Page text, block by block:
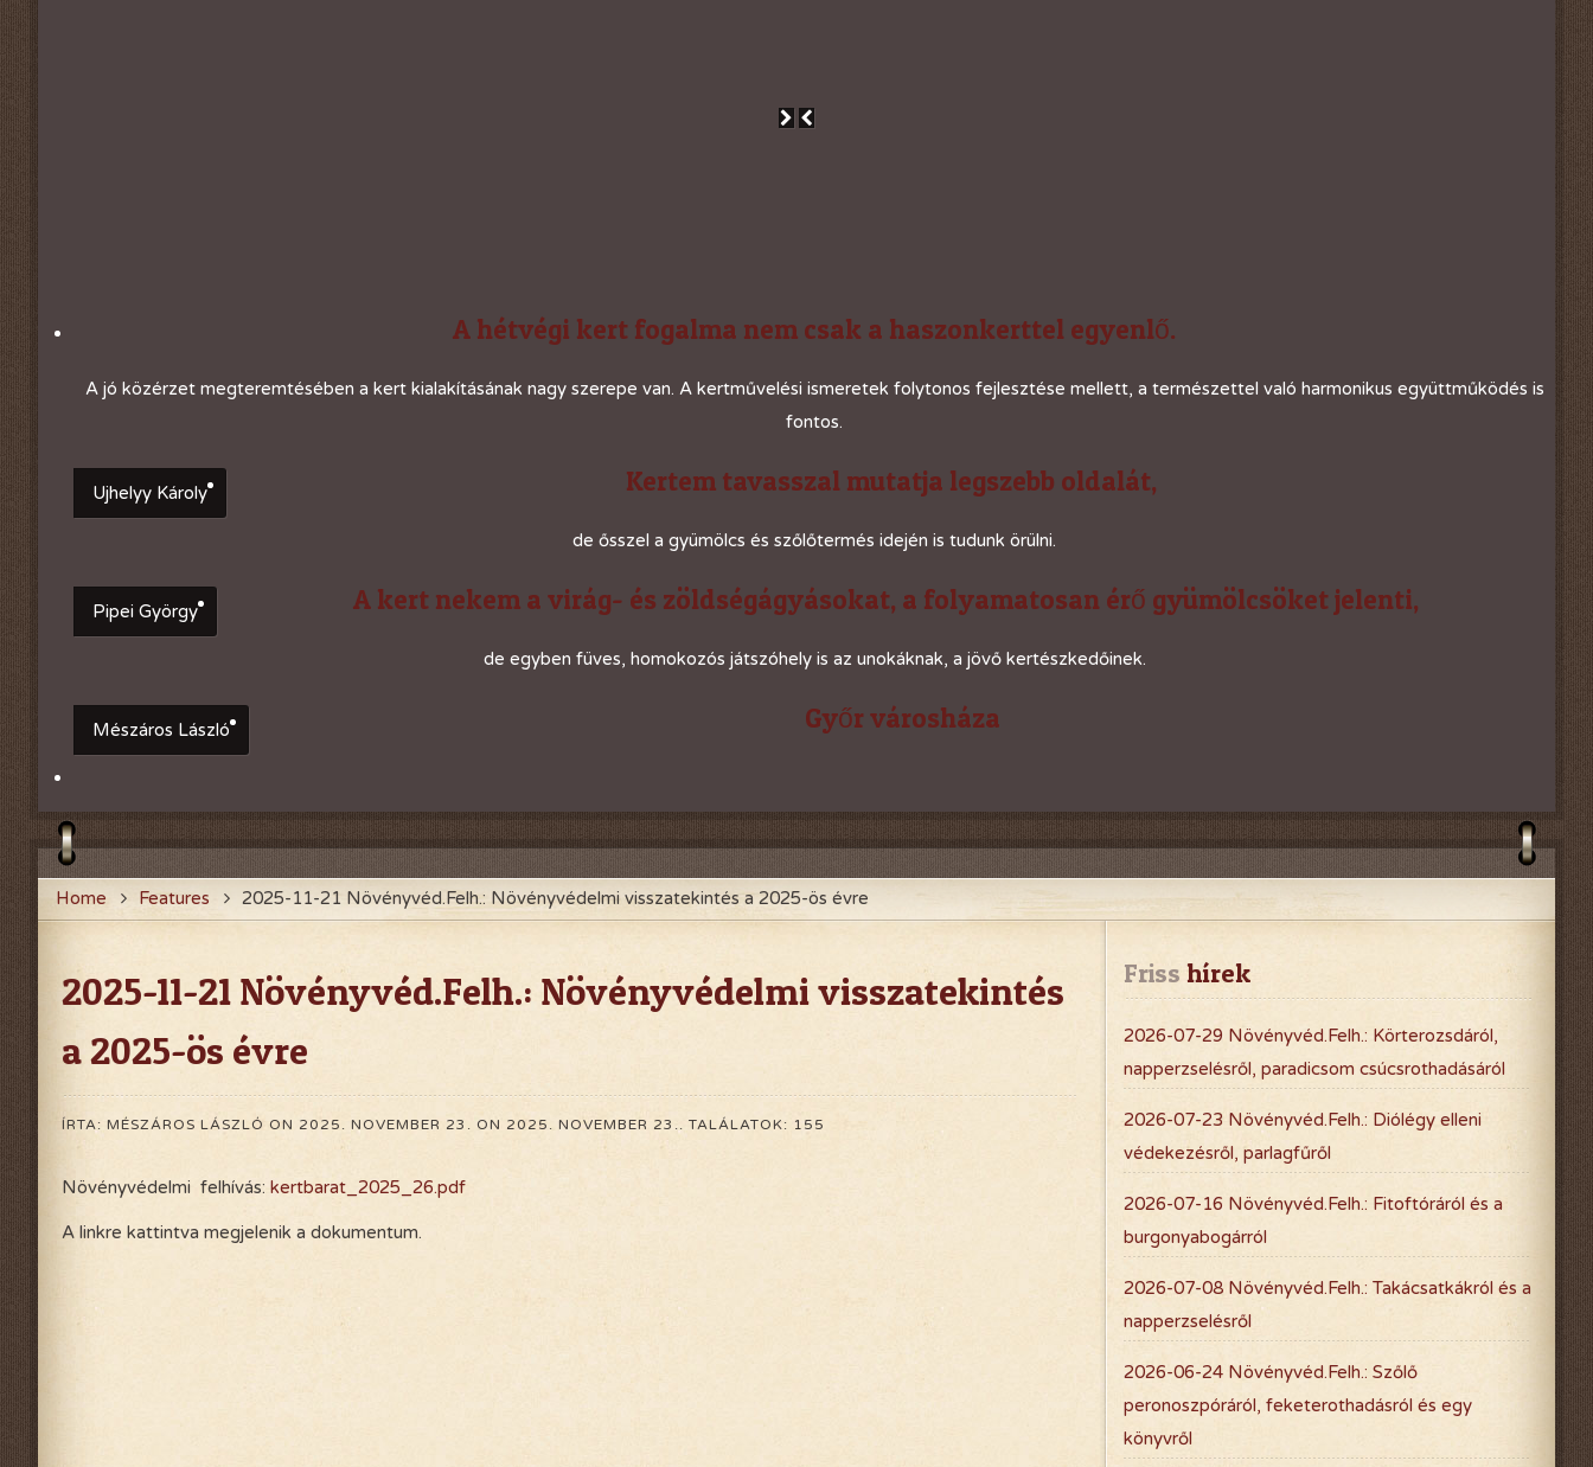
A hétvégi kert fogalma nem csak a haszonkerttel egyenlő.
A jó közérzet megteremtésében a kert kialakításának nagy szerepe van. A kertművelési ismeretek folytonos fejlesztése mellett, a természettel való harmonikus együttműködés is
fontos.
Ujhelyy Károly Kertem tavasszal mutatja legszebb oldalát,
de ősszel a gyümölcs és szőlőtermés idején is tudunk örülni.
Pipei György A kert nekem a virág- és zöldségágyásokat, a folyamatosan érő gyümölcsöket jelenti,
de egyben füves, homokozós játszóhely is az unokáknak, a jövő kertészkedőinek.
Mészáros László Győr városháza
Home Features 2025-11-21 Növényvéd.Felh.: Növényvédelmi visszatekintés a 2025-ös évre
2025-11-21 Növényvéd.Felh.: Növényvédelmi visszatekintés
a 2025-ös évre
ÍRTA: MÉSZÁROS LÁSZLÓ ON 2025. NOVEMBER 23. ON 2025. NOVEMBER 23.. TALÁLATOK: 155
Növényvédelmi felhívás: kertbarat_2025_26.pdf
A linkre kattintva megjelenik a dokumentum.
Friss hírek
2026-07-29 Növényvéd.Felh.: Körterozsdáról,
napperzselésről, paradicsom csúcsrothadásáról
2026-07-23 Növényvéd.Felh.: Diólégy elleni
védekezésről, parlagfűről
2026-07-16 Növényvéd.Felh.: Fitoftóráról és a
burgonyabogárról
2026-07-08 Növényvéd.Felh.: Takácsatkákról és a
napperzselésről
2026-06-24 Növényvéd.Felh.: Szőlő
peronoszpóráról, feketerothadásról és egy
könyvről